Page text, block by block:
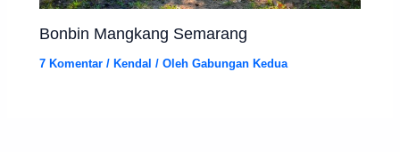
Bonbin Mangkang Semarang
7 Komentar / Kendal / OlehGabungan Kedua